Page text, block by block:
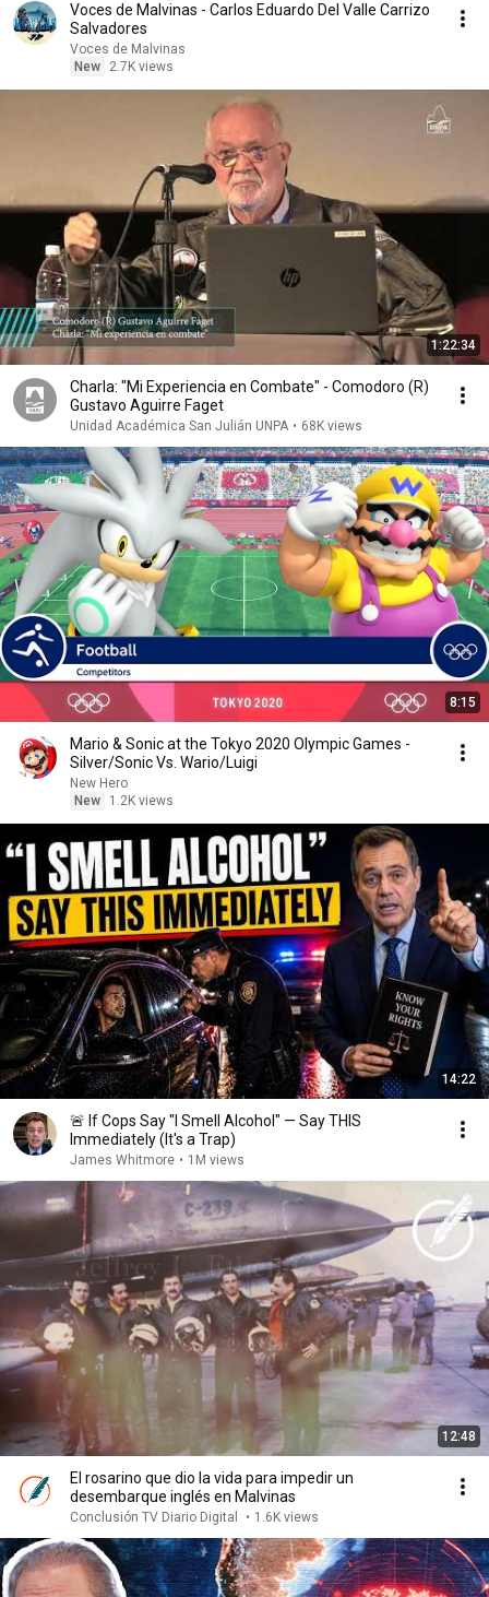
Voces de Malvinas - Carlos Eduardo Del Valle Carrizo
Salvadores
Voces de Malvinas
New
2.7K views
1:22:34
Charla: "Mi Experiencia en Combate" - Comodoro (R)
Gustavo Aguirre Faget
Unidad Académica San Julián UNPA • 68K views
8:15
Mario & Sonic at the Tokyo 2020 Olympic Games -
Silver/Sonic Vs. Wario/Luigi
New Hero
New
1.2K views
14:22
🚨 If Cops Say "I Smell Alcohol" — Say THIS
Immediately (It's a Trap)
James Whitmore • 1M views
12:48
El rosarino que dio la vida para impedir un
desembarque inglés en Malvinas
Conclusión TV Diario Digital • 1.6K views